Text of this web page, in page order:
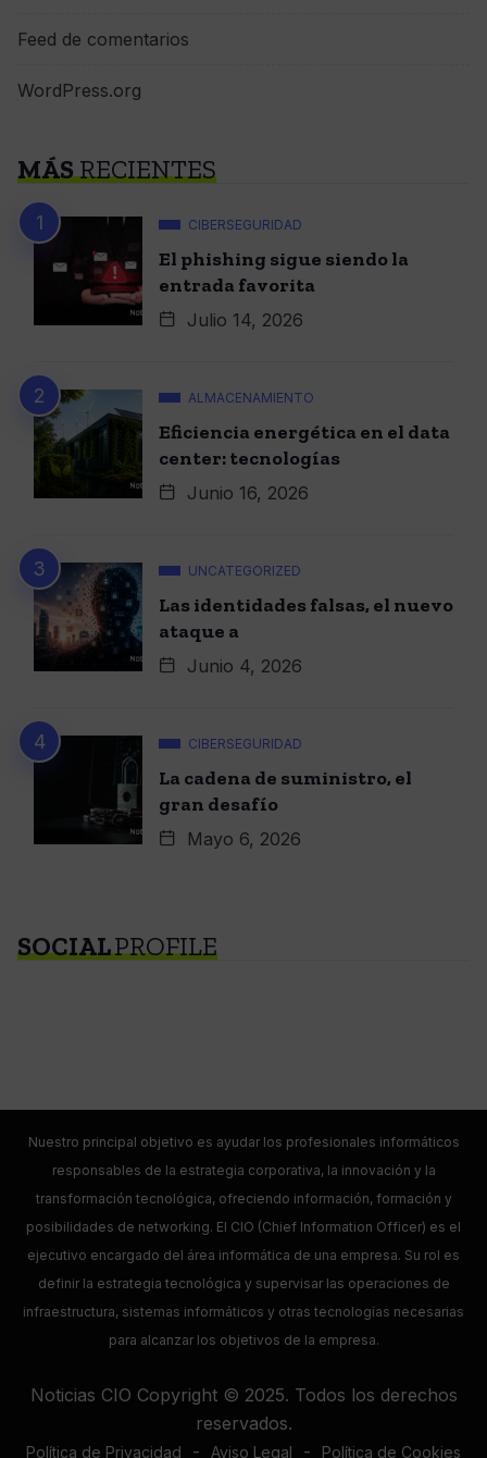
Feed de comentarios
WordPress.org
MÁSRECIENTES
CIBERSEGURIDAD
El phishing sigue siendo la
entrada favorita
Julio 14, 2026
ALMACENAMIENTO
Eficiencia energética en el data
center: tecnologías
Junio 16, 2026
UNCATEGORIZED
Las identidades falsas, el nuevo
ataque a
Junio 4, 2026
CIBERSEGURIDAD
La cadena de suministro, el
gran desafío
Mayo 6, 2026
SOCIALPROFILE
Nuestro principal objetivo es ayudar los profesionales informáticos
responsables de la estrategia corporativa, la innovación y la
transformación tecnológica, ofreciendo información, formación y
posibilidades de networking. El CIO (Chief Information Officer) es el
ejecutivo encargado del área informática de una empresa. Su rol es
definir la estrategia tecnológica y supervisar las operaciones de
infraestructura, sistemas informáticos y otras tecnologías necesarias
para alcanzar los objetivos de la empresa.
Noticias CIO Copyright © 2025. Todos los derechos
reservados.
Política de Privacidad - Aviso Legal - Política de Cookies